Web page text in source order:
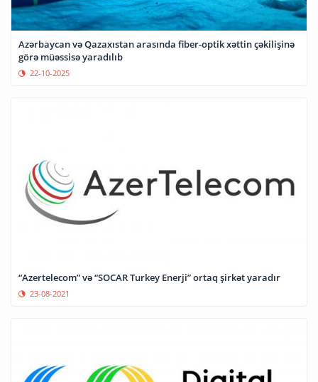
Azərbaycan və Qazaxıstan arasında fiber-optik xəttin çəkilişinə
görə müəssisə yaradılıb
22-10-2025
“Azertelecom” və “SOCAR Turkey Enerji” ortaq şirkət yaradır
23-08-2021